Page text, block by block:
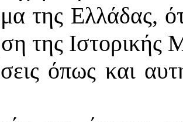
της Ελλάδας,
της
όπως και